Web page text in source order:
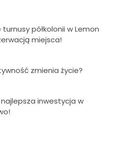
półkolonii w Lemon
miejsca!
zmienia życie?
inwestycja w